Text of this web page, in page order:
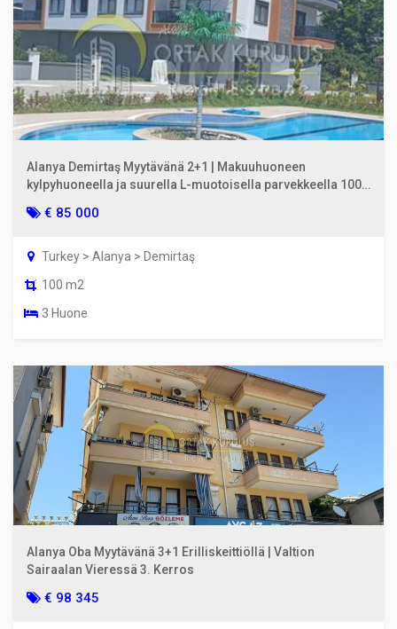
Alanya Demirtaş Myytävänä 2+1 | Makuuhuoneen
kylpyhuoneella ja suurella L-muotoisella parvekkeella 100
€ 85 000
Turkey > Alanya > Demirtaş
100 m2
3 Huone
Alanya Oba Myytävänä 3+1 Erilliskeittiöllä | Valtion
Sairaalan Vieressä 3. Kerros
€ 98 345